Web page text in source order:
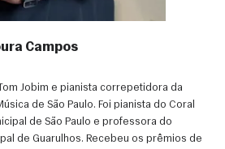
Campos
Jobim e pianista correpetidora da
de São Paulo. Foi pianista do Coral
de São Paulo e professora do
de Guarulhos. Recebeu os prêmios de